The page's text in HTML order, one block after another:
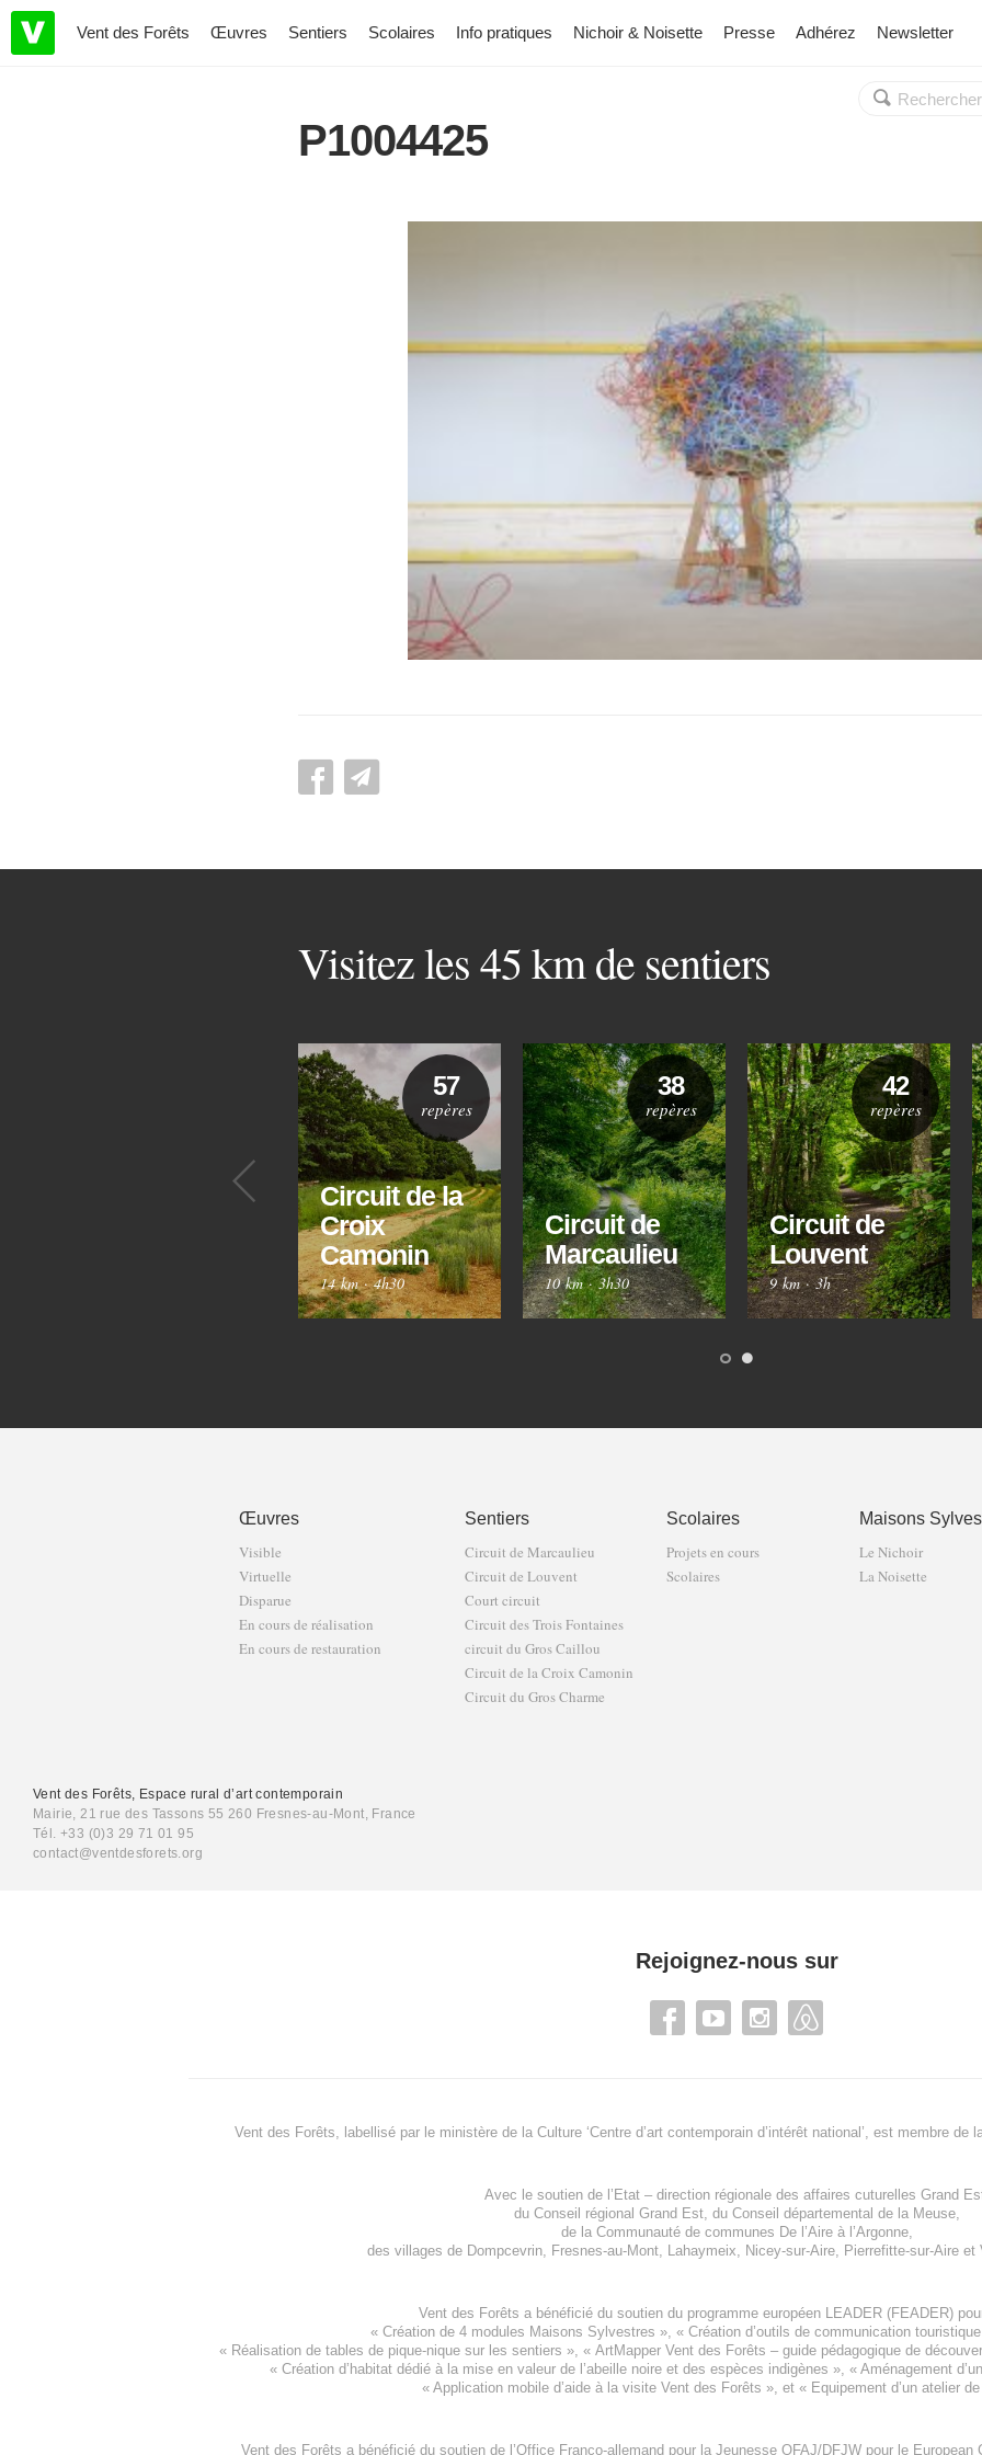
Vent des Forêts Œuvres Sentiers Scolaires Info pratiques Nichoir & Noisette Presse Adhérez Newsletter
Rechercher :
OK
P1004425
Visitez les 45 km de sentiers
Précédent
Circuit de la
Croix
Camonin
14 km·4h30
57
repères
Circuit de
Marcaulieu
10 km·3h30
38
repères
Circuit de
Louvent
9 km·3h
42
repères
Œuvres
Visible
Virtuelle
Disparue
En cours de réalisation
En cours de restauration
Sentiers
Circuit de Marcaulieu
Circuit de Louvent
Court circuit
Circuit des Trois Fontaines
circuit du Gros Caillou
Circuit de la Croix Camonin
Circuit du Gros Charme
Scolaires
Projets en cours
Scolaires
Maisons
Le Nichoir
La Noisette
Vent des Forêts, Espace rural d’art contemporain
Mairie, 21 rue des Tassons 55 260 Fresnes-au-Mont, France
Tél. +33 (0)3 29 71 01 95
contact@ventdesforets.org
Rejoignez-nous sur
Vent des Forêts, labellisé par le ministère de la Culture ‘Centre d’art contemporain d’intérêt national’, est membre de
Avec le soutien de l’ Etat – direction régionale des affaires cuturelles Grand
du Conseil régional Grand Est, du Conseil départemental de la Meuse,
de la Communauté de communes De l’Aire à l’Argonne,
des villages de Dompcevrin, Fresnes-au-Mont, Lahaymeix, Nicey-sur-Aire, Pierrefitte-sur-Aireet
Vent des Forêts a bénéficié du soutien du programme européen LEADER (FEADER)
« Création de 4 modules Maisons Sylvestres », « Création d’outils de communication
« Réalisation de tables de pique-nique sur les sentiers », « ArtMapper Vent des Forêts – guide pédagogique de
« Création d’habitat dédié à la mise en valeur de l’abeille noire et des espèces indigènes », « Aménagement
« Application mobile d’aide à la visite Vent des Forêts », et « Equipement d’un atelier
Vent des Forêts a bénéficié du soutien de l’Office Franco-allemand pour la Jeunesse OFAJ/DFJW pour le European